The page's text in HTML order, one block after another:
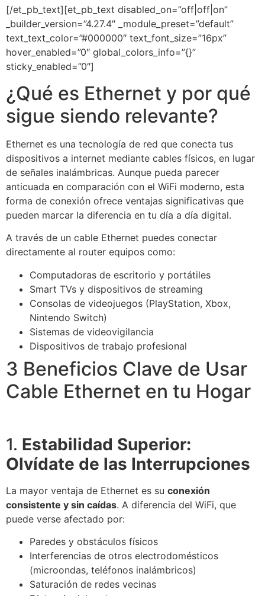
[/et_pb_text][et_pb_text disabled_on=”off|off|on”
_builder_version=”4.27.4″ _module_preset=”default”
text_text_color=”#000000″ text_font_size=”16px”
hover_enabled=”0″ global_colors_info=”{}”
sticky_enabled=”0″]
¿Qué es Ethernet y por qué
sigue siendo relevante?
Ethernet es una tecnología de red que conecta tus
dispositivos a internet mediante cables físicos, en lugar
de señales inalámbricas. Aunque pueda parecer
anticuada en comparación con el WiFi moderno, esta
forma de conexión ofrece ventajas significativas que
pueden marcar la diferencia en tu día a día digital.
A través de un cable Ethernet puedes conectar
directamente al router equipos como:
Computadoras de escritorio y portátiles
Smart TVs y dispositivos de streaming
Consolas de videojuegos (PlayStation, Xbox,
Nintendo Switch)
Sistemas de videovigilancia
Dispositivos de trabajo profesional
3 Beneficios Clave de Usar
Cable Ethernet en tu Hogar
1. Estabilidad Superior:
Olvídate de las Interrupciones
La mayor ventaja de Ethernet es su conexión
consistente y sin caídas. A diferencia del WiFi, que
puede verse afectado por:
Paredes y obstáculos físicos
Interferencias de otros electrodomésticos
(microondas, teléfonos inalámbricos)
Saturación de redes vecinas